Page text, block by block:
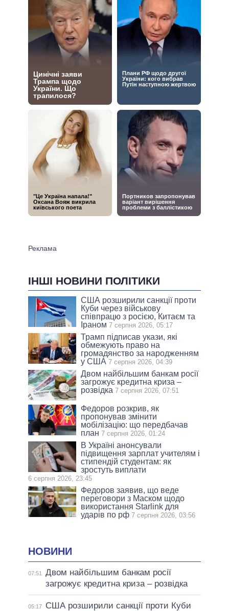
ІНШІ НОВИНИ ПОЛІТИКИ
США розширили санкції проти
Куби через військову
співпрацю з росією, Китаєм та
Іраном 7 серпня 2026, 05:17
Трамп підписав укази, які
обмежують право на
громадянство за народженням
у США 7 серпня 2026, 04:39
Двом найбільшим банкам росії
загрожує кредитна криза –
розвідка 7 серпня 2026, 07:51
Федоров розкрив, як
пропонував змінити
мобілізацію: що передбачав
план 7 серпня 2026, 01:24
В Україні анонсували
підвищення зарплат учителям і
стипендій студентам: як
зростуть виплати
6 серпня 2026, 23:45
Федоров заявив, що веде
переговори з Маском щодо
використання Starlink для
ударів по рф 7 серпня 2026, 03:56
НОВИНИ
07:51
Двом найбільшим банкам росії
загрожує кредитна криза – розвідка
05:17
США розширили санкції проти Куби